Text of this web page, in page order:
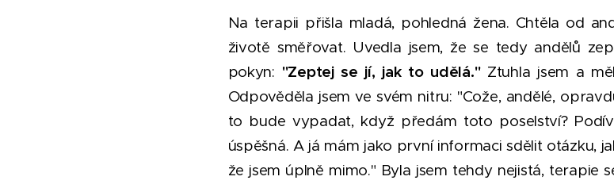
Na terapii přišla mladá, pohledná žena. Chtěla od
životě směřovat. Uvedla jsem, že se tedy andělů
pokyn: "Zeptej se jí, jak to udělá."Ztuhla jsem a
Odpověděla jsem ve svém nitru: "Cože, andělé,
to bude vypadat, když předám toto poselství?
úspěšná. A já mám jako první informaci sdělit otázku,
že jsem úplně mimo." Byla jsem tehdy nejistá, terapie